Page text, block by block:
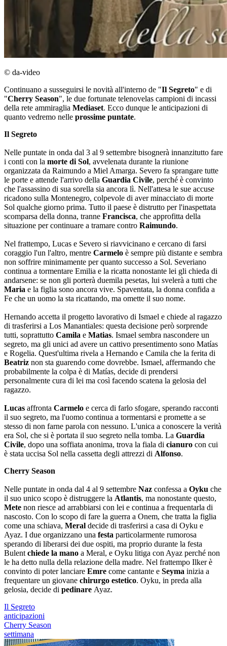
© da-video
Continuano a susseguirsi le novità all'interno de "Il Segreto" e di
"Cherry Season", le due fortunate telenovelas campioni di incassi
della rete ammiraglia Mediaset. Ecco dunque le anticipazioni di
quanto vedremo nelle prossime puntate.
Il Segreto
Nelle puntate in onda dal 3 al 9 settembre bisognerà innanzitutto fare
i conti con la morte di Sol, avvelenata durante la riunione
organizzata da Raimundo a Miel Amarga. Severo fa sprangare tutte
le porte e attende l'arrivo della Guardia Civile, perché è convinto
che l'assassino di sua sorella sia ancora lì. Nell'attesa le sue accuse
ricadono sulla Montenegro, colpevole di aver minacciato di morte
Sol qualche giorno prima. Tutto il paese è distrutto per l'inaspettata
scomparsa della donna, tranne Francisca, che approfitta della
situazione per continuare a tramare contro Raimundo.
Nel frattempo, Lucas e Severo si riavvicinano e cercano di farsi
coraggio l'un l'altro, mentre Carmelo è sempre più distante e sembra
non soffrire minimamente per quanto successo a Sol. Severiano
continua a tormentare Emilia e la ricatta nonostante lei gli chieda di
andarsene: se non gli porterà duemila pesetas, lui svelerà a tutti che
Maria e la figlia sono ancora vive. Spaventata, la donna confida a
Fe che un uomo la sta ricattando, ma omette il suo nome.
Hernando accetta il progetto lavorativo di Ismael e chiede al ragazzo
di trasferirsi a Los Manantiales: questa decisione però sorprende
tutti, soprattutto Camila e Matias. Ismael sembra nascondere un
segreto, ma gli unici ad avere un cattivo presentimento sono Matías
e Rogelia. Quest'ultima rivela a Hernando e Camila che la ferita di
Beatriz non sta guarendo come dovrebbe. Ismael, affermando che
probabilmente la colpa è di Matías, decide di prendersi
personalmente cura di lei ma così facendo scatena la gelosia del
ragazzo.
Lucas affronta Carmelo e cerca di farlo sfogare, sperando racconti
il suo segreto, ma l'uomo continua a tormentarsi e promette a se
stesso di non farne parola con nessuno. L'unica a conoscere la verità
era Sol, che si è portata il suo segreto nella tomba. La Guardia
Civile, dopo una soffiata anonima, trova la fiala di cianuro con cui
è stata uccisa Sol nella cassetta degli attrezzi di Alfonso.
Cherry Season
Nelle puntate in onda dal 4 al 9 settembre Naz confessa a Oyku che
il suo unico scopo è distruggere la Atlantis, ma nonostante questo,
Mete non riesce ad arrabbiarsi con lei e continua a frequentarla di
nascosto. Con lo scopo di fare la guerra a Onem, che tratta la figlia
come una schiava, Meral decide di trasferirsi a casa di Oyku e
Ayaz. I due organizzano una festa particolarmente rumorosa
sperando di liberarsi dei due ospiti, ma proprio durante la festa
Bulent chiede la mano a Meral, e Oyku litiga con Ayaz perché non
le ha detto nulla della relazione della madre. Nel frattempo Ilker è
convinto di poter lanciare Emre come cantante e Seyma inizia a
frequentare un giovane chirurgo estetico. Oyku, in preda alla
gelosia, decide di pedinare Ayaz.
Il Segreto
anticipazioni
Cherry Season
settimana